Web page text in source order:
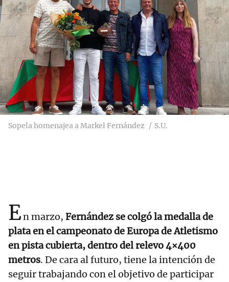
Sopela homenajea a Markel Fernández S.U.
En marzo, Fernández se colgó la medalla de
plata en el campeonato de Europa de Atletismo
en pista cubierta, dentro del relevo 4×400
metros. De cara al futuro, tiene la intención de
seguir trabajando con el objetivo de participar